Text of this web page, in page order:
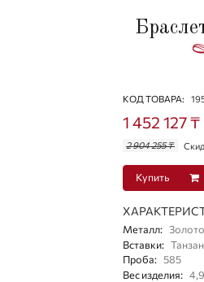
КОД ТОВАРА:
1 452 127 ₸
2 904 255 ₸
Купить
Металл: Золото
Вставки:
Проба: 585
Вес изделия: